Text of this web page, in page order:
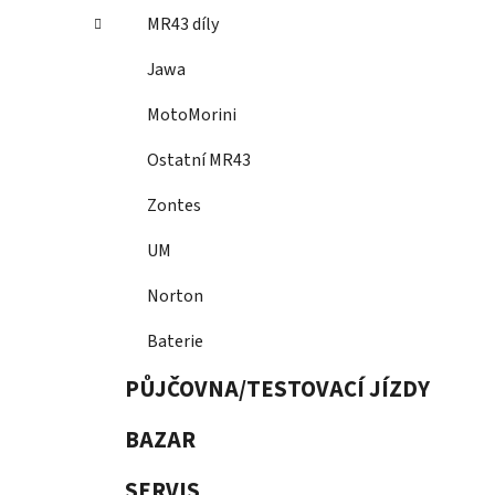
MR43 díly
Jawa
MotoMorini
Ostatní MR43
Zontes
UM
Norton
Baterie
PŮJČOVNA/TESTOVACÍ JÍZDY
BAZAR